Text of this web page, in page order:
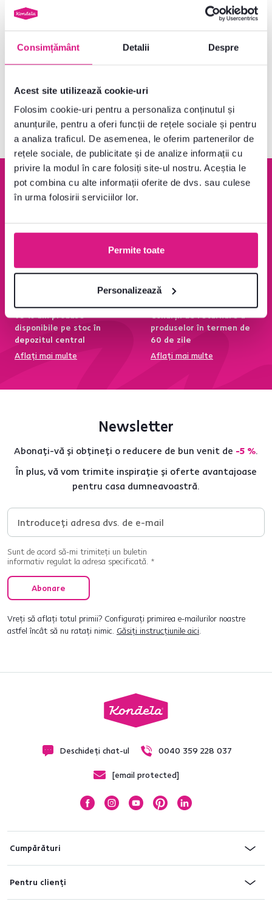
Consimțământ Detalii Despre
Acest site utilizează cookie-uri
Folosim cookie-uri pentru a personaliza conținutul și
anunțurile, pentru a oferi funcții de rețele sociale și pentru
a analiza traficul. De asemenea, le oferim partenerilor de
rețele sociale, de publicitate și de analize informații cu
privire la modul în care folosiți site-ul nostru. Aceștia le
pot combina cu alte informații oferite de dvs. sau culese
în urma folosirii serviciilor lor.
Permite toate
Personalizează
2.485 lei
V-ați uitat la produsele
Garanție de rambursare
100 %
Peste 1400 Ron transport
Aflați mai multe
95 % din produse
disponibile pe stoc în
depozitul central
Aflați mai multe
Condiții de returnare a
produselor în termen de
60 de zile
Aflați mai multe
Newsletter
Abonați-vă și obțineți o reducere de bun venit de -5 %.
În plus, vă vom trimite inspirație și oferte avantajoase
pentru casa dumneavoastră.
Sunt de acord să-mi trimiteți un buletin
informativ regulat la adresa specificată. *
Abonare
Vreți să aflați totul primii? Configurați primirea e-mailurilor noastre
astfel încât să nu ratați nimic. Găsiți instrucțiunile aici.
Deschideți chat-ul 0040 359 228 037
[email protected]
Cumpărături
Pentru clienți